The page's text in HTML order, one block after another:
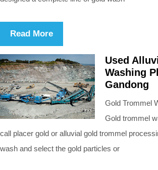
Read More
Used
Washing
Gandong
Gold Trommel
Gold trommel
call placer gold or alluvial gold trommel
wash and select the gold particles or